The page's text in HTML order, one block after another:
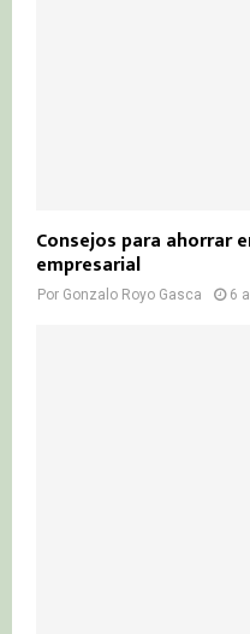
Consejos para ahorrar
empresarial
Por Gonzalo Royo Gasca 6